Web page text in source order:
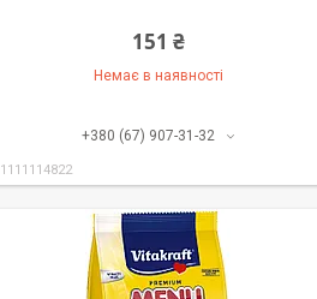
151 ₴
Немає в наявності
+380 (67) 907-31-32
1111114822